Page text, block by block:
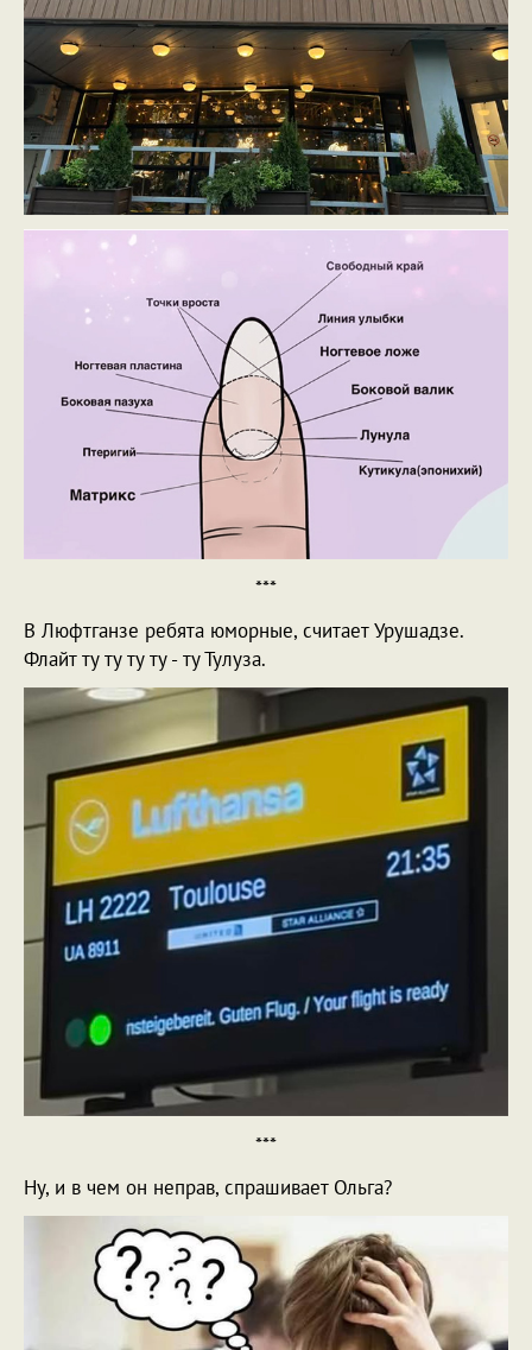
***
В Люфтганзе ребята юморные, считает Урушадзе.
Флайт ту ту ту ту - ту Тулуза.
***
Ну, и в чем он неправ, спрашивает Ольга?